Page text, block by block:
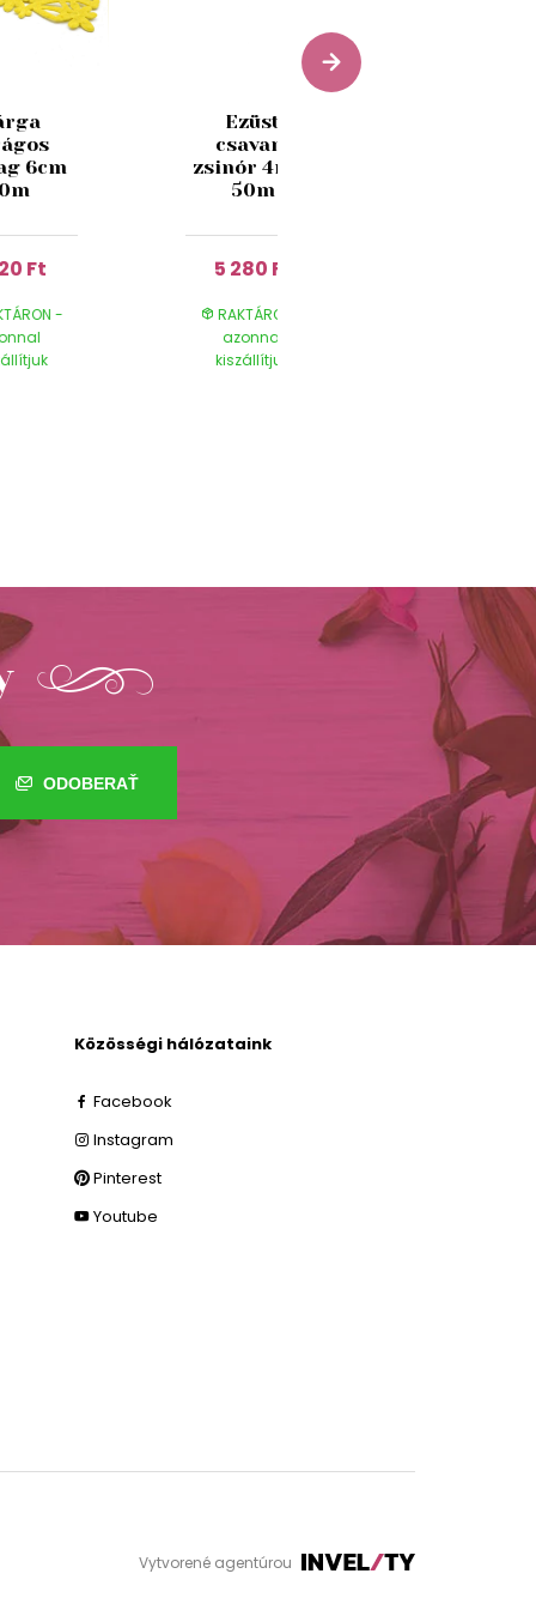
6cm
Ft
-
Ezüst
csavart
zsinór 4mm
50m
5 280 Ft
RAKTÁRON -
azonnal
kiszállítjuk
ODOBERAŤ
Közösségi hálózataink
Facebook
Instagram
Pinterest
Youtube
Vytvorené agentúrou